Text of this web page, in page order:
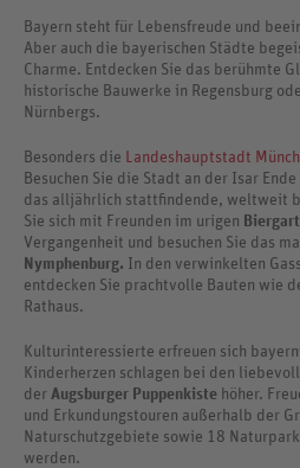
Bayern steht für Lebensfreude und
Aber auch die bayerischen Städte
Charme. Entdecken Sie das berühmte
historische Bauwerke in Regensburg
Nürnbergs.
Besonders die Landeshauptstadt
Besuchen Sie die Stadt an der Isar
das alljährlich stattfindende, weltweit
Sie sich mit Freunden im urigen
Vergangenheit und besuchen Sie das
Nymphenburg. In den verwinkelten
entdecken Sie prachtvolle Bauten wie
Rathaus.
Kulturinteressierte erfreuen sich
Kinderherzen schlagen bei den
der Augsburger Puppenkiste höher.
und Erkundungstouren außerhalb der
Naturschutzgebiete sowie 18
werden.